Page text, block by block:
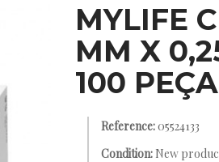
MYLIFE
MM X
100
Reference:05524133
Condition: New